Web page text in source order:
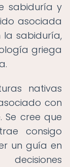
sabiduría y
asociada
sabiduría,
griega
nativas
con
Se cree que
consigo
un guía en